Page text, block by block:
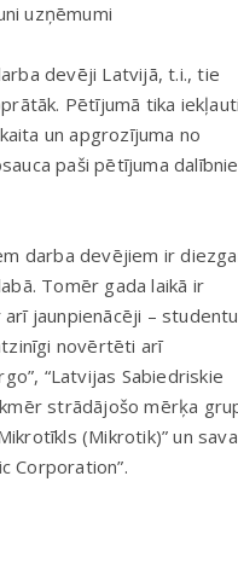
uzņēmumi
devēji Latvijā, t.i., tie
Pētījumā tika iekļauti
un apgrozījuma no
paši pētījuma
darba devējiem ir
Tomēr gada laikā ir
jaunpienācēji – studentu
novērtēti arī
“Latvijas Sabiedriskie
strādājošo mērķa
(Mikrotik)” un
Corporation”.